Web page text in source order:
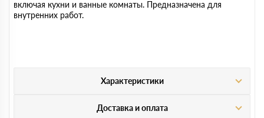
включая кухни и ванные комнаты. Предназначена для
внутренних работ.
Характеристики
Доставка и оплата